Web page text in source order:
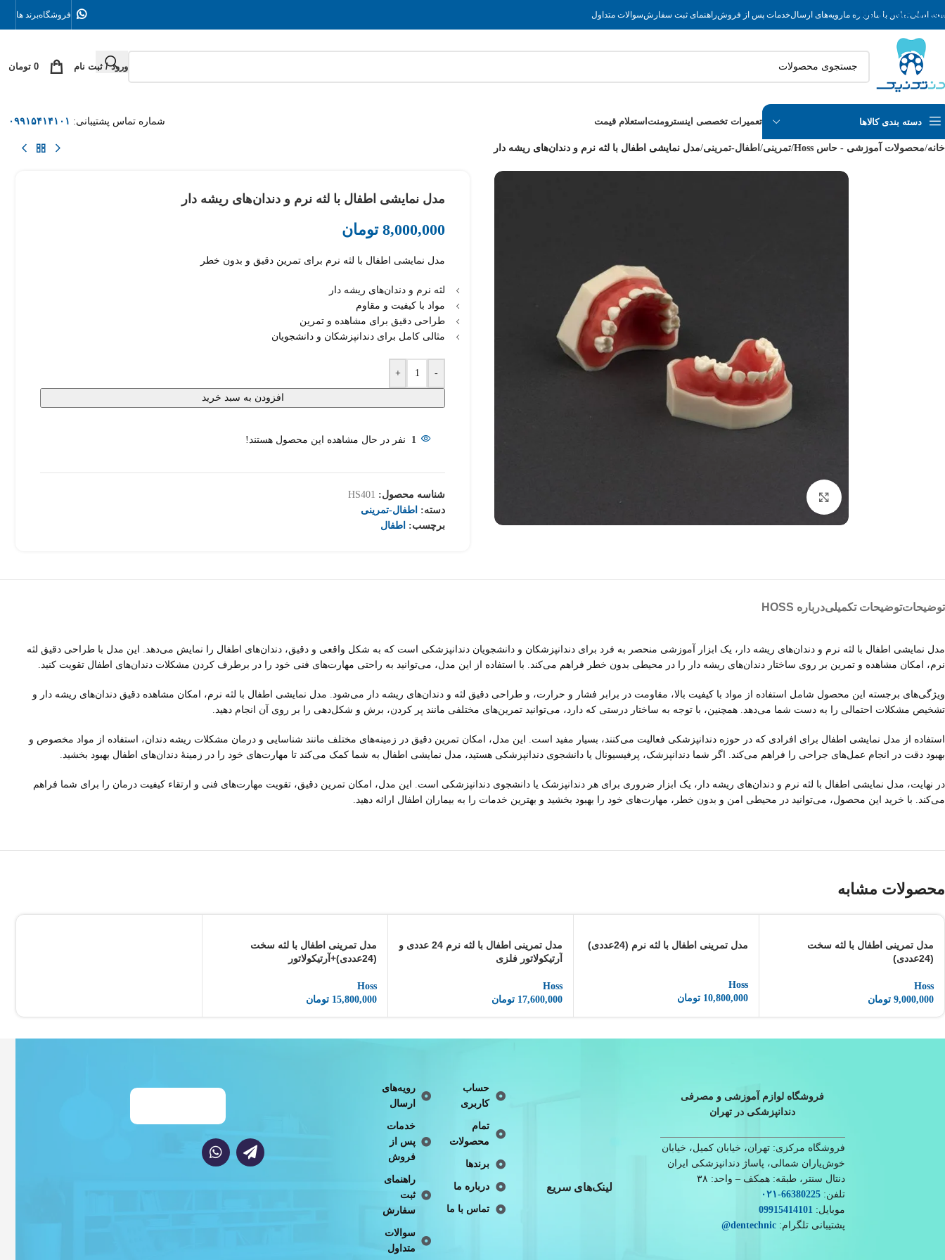
Skip to main content
اصلیتماس با مادرباره مارویه‌های ارسالخدمات پس از فروشراهنمای ثبت سفارشسوالات متداول فروشگاهبرند ها
ورود / ثبت نام 0 تومان
دسته بندی کالاها تعمیرات تخصصی اینسترومنت استعلام قیمت شماره تماس پشتیبانی: ۰۹۹۱۵۴۱۴۱۰۱
خانه/محصولات آموزشی - حاس Hoss /تمرینی/ اطفال-تمرینی/مدل نمایشی اطفال با لثه نرم و دندان‌های ریشه دار
مدل نمایشی اطفال با لثه نرم و دندان‌های ریشه دار
8,000,000 تومان
مدل نمایشی اطفال با لثه نرم برای تمرین دقیق و بدون خطر
لثه نرم و دندان‌های ریشه دار
مواد با کیفیت و مقاوم
طراحی دقیق برای مشاهده و تمرین
مثالی کامل برای دندانپزشکان و دانشجویان
-
+
افزودن به سبد خرید
1 نفر در حال مشاهده این محصول هستند!
شناسه محصول: HS401
دسته: اطفال-تمرینی
برچسب: اطفال
توضیحاتتوضیحات تکمیلیدرباره HOSS
مدل نمایشی اطفال با لثه نرم و دندان‌های ریشه دار، یک ابزار آموزشی منحصر به فرد برای دندانپزشکان و دانشجویان دندانپزشکی است که به شکل واقعی و دقیق، دندان‌های اطفال را نمایش می‌دهد. این مدل با طراحی دقیق لثه
نرم، امکان مشاهده و تمرین بر روی ساختار دندان‌های ریشه دار را در محیطی بدون خطر فراهم می‌کند. با استفاده از این مدل، می‌توانید به راحتی مهارت‌های فنی خود را در برطرف کردن مشکلات دندان‌های اطفال تقویت کنید.
ویژگی‌های برجسته این محصول شامل استفاده از مواد با کیفیت بالا، مقاومت در برابر فشار و حرارت، و طراحی دقیق لثه و دندان‌های ریشه دار می‌شود. مدل نمایشی اطفال با لثه نرم، امکان مشاهده دقیق دندان‌های ریشه دار و
تشخیص مشکلات احتمالی را به دست شما می‌دهد. همچنین، با توجه به ساختار درستی که دارد، می‌توانید تمرین‌های مختلفی مانند پر کردن، برش و شکل‌دهی را بر روی آن انجام دهید.
استفاده از مدل نمایشی اطفال برای افرادی که در حوزه دندانپزشکی فعالیت می‌کنند، بسیار مفید است. این مدل، امکان تمرین دقیق در زمینه‌های مختلف مانند شناسایی و درمان مشکلات ریشه دندان، استفاده از مواد مخصوص و
بهبود دقت در انجام عمل‌های جراحی را فراهم می‌کند. اگر شما دندانپزشک، پرفیسیونال یا دانشجوی دندانپزشکی هستید، مدل نمایشی اطفال به شما کمک می‌کند تا مهارت‌های خود را در زمینهٔ دندان‌های اطفال بهبود بخشید.
در نهایت، مدل نمایشی اطفال با لثه نرم و دندان‌های ریشه دار، یک ابزار ضروری برای هر دندانپزشک یا دانشجوی دندانپزشکی است. این مدل، امکان تمرین دقیق، تقویت مهارت‌های فنی و ارتقاء کیفیت درمان را برای شما فراهم
می‌کند. با خرید این محصول، می‌توانید در محیطی امن و بدون خطر، مهارت‌های خود را بهبود بخشید و بهترین خدمات را به بیماران اطفال ارائه دهید.
محصولات مشابه
مدل تمرینی اطفال با لثه سخت
(24عددی)
Hoss
9,000,000 تومان
مدل تمرینی اطفال با لثه نرم (24عددی)
Hoss
10,800,000 تومان
مدل تمرینی اطفال با لثه نرم 24 عددی و
آرتیکولاتور فلزی
Hoss
17,600,000 تومان
مدل تمرینی اطفال با لثه سخت
(24عددی)+آرتیکولاتور
Hoss
15,800,000 تومان
فروشگاه لوازم آموزشی و مصرفی
دندانپزشکی در تهران
فروشگاه مرکزی: تهران، خیابان کمیل، خیابان
خوش‌یاران شمالی، پاساژ دندانپزشکی ایران
دنتال سنتر، طبقه: همکف – واحد: ۳۸
تلفن:66380225-۰۲۱
موبایل:09915414101
پشتیبانی تلگرام:dentechnic
@
لینک‌های سریع
حساب
کاربری
تمام
محصولات
برندها
درباره ما
تماس با ما
رویه‌های
ارسال
خدمات
پس از
فروش
راهنمای
ثبت
سفارش
سوالات
متداول